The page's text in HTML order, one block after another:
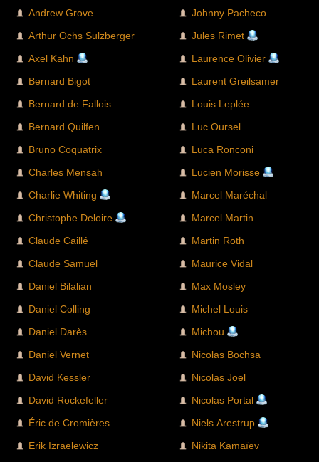
Andrew Grove
Arthur Ochs Sulzberger
Axel Kahn
Bernard Bigot
Bernard de Fallois
Bernard Quilfen
Bruno Coquatrix
Charles Mensah
Charlie Whiting
Christophe Deloire
Claude Caillé
Claude Samuel
Daniel Bilalian
Daniel Colling
Daniel Darès
Daniel Vernet
David Kessler
David Rockefeller
Éric de Cromières
Erik Izraelewicz
Johnny Pacheco
Jules Rimet
Laurence Olivier
Laurent Greilsamer
Louis Leplée
Luc Oursel
Luca Ronconi
Lucien Morisse
Marcel Maréchal
Marcel Martin
Martin Roth
Maurice Vidal
Max Mosley
Michel Louis
Michou
Nicolas Bochsa
Nicolas Joel
Nicolas Portal
Niels Arestrup
Nikita Kamaïev